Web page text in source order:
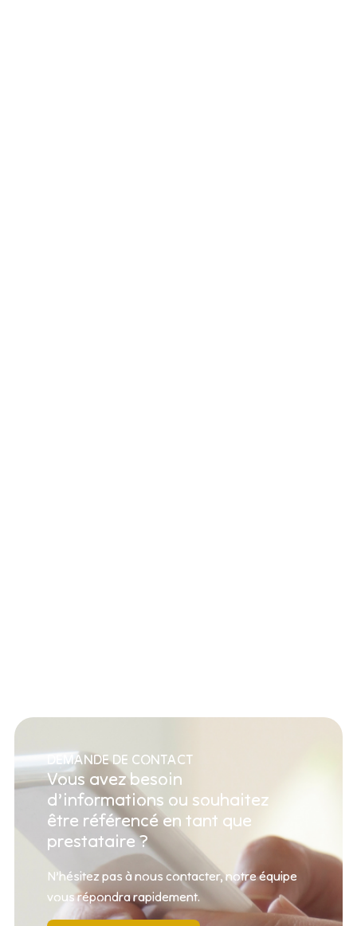
DEMANDE DE CONTACT
Vous avez besoin
d’informations ou souhaitez
être référencé en tant que
prestataire ?
N’hésitez pas à nous contacter, notre équipe
vous répondra rapidement.